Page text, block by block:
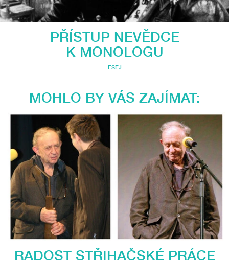
PŘÍSTUP NEVĚDCE
K MONOLOGU
ESEJ
MOHLO BY VÁS ZAJÍMAT:
RADOST STŘIHAČSKÉ PRÁCE